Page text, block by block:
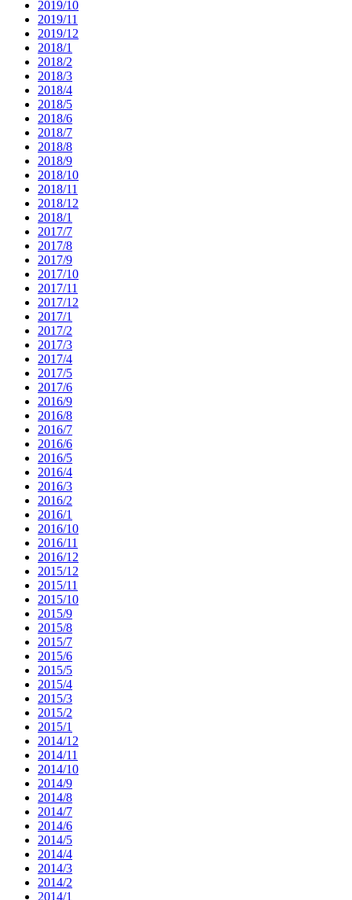
2019/10
2019/11
2019/12
2018/1
2018/2
2018/3
2018/4
2018/5
2018/6
2018/7
2018/8
2018/9
2018/10
2018/11
2018/12
2018/1
2017/7
2017/8
2017/9
2017/10
2017/11
2017/12
2017/1
2017/2
2017/3
2017/4
2017/5
2017/6
2016/9
2016/8
2016/7
2016/6
2016/5
2016/4
2016/3
2016/2
2016/1
2016/10
2016/11
2016/12
2015/12
2015/11
2015/10
2015/9
2015/8
2015/7
2015/6
2015/5
2015/4
2015/3
2015/2
2015/1
2014/12
2014/11
2014/10
2014/9
2014/8
2014/7
2014/6
2014/5
2014/4
2014/3
2014/2
2014/1